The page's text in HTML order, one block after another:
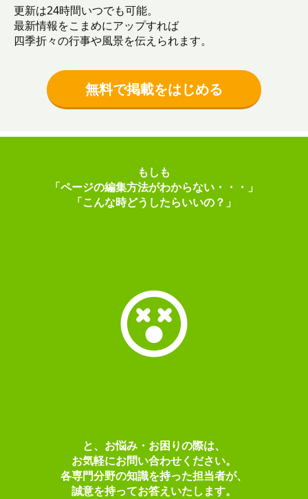
更新は24時間いつでも可能。
最新情報をこまめにアップすれば
四季折々の行事や風景を伝えられます。
無料で掲載をはじめる
もしも
「ページの編集方法がわからない・・・」
「こんな時どうしたらいいの？」
と、お悩み・お困りの際は、
お気軽にお問い合わせください。
各専門分野の知識を持った担当者が、
誠意を持ってお答えいたします。